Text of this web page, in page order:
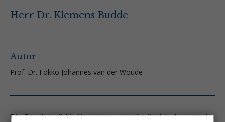
Herr Dr. Klemens Budde
Autor
Prof. Dr. Fokko Johannes van der Woude
Die Gesellschaft für Nephrologie schreibt jährlich den Hans-U.-